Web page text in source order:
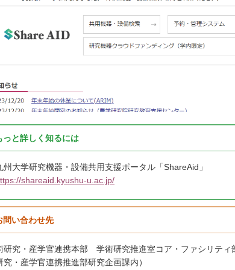
と詳しく知るには
州大学研究機器・設備共用支援ポータル「ShareAid」
shareaid.kyushu-u.ac.jp/
い合わせ先
研究・産学官連携本部 学術研究推進室コア・ファシリティ
究・産学官連携推進部研究企画課内）